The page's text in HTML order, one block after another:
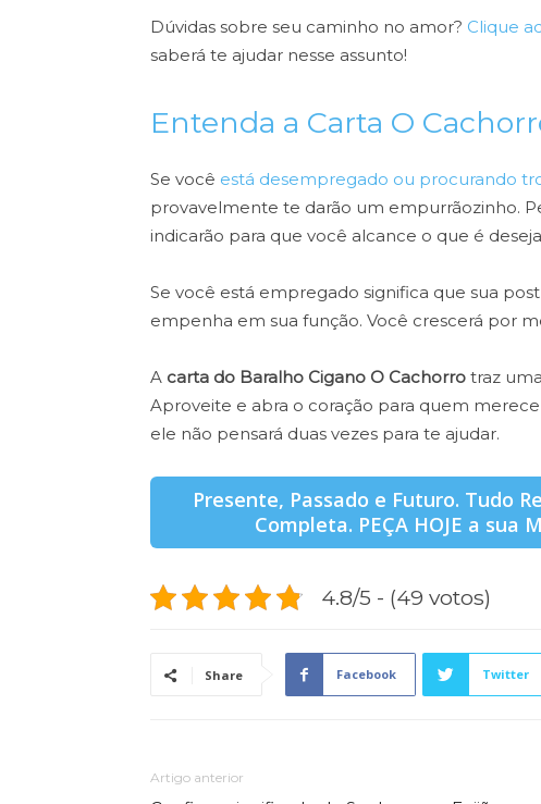
Dúvidas sobre seu caminho no amor? Clique
saberá te ajudar nesse assunto!
Entenda a Carta O
Se você está desempregado ou procurando
provavelmente te darão um empurrãozinho.
indicarão para que você alcance o que é
Se você está empregado significa que sua
empenha em sua função. Você crescerá por
A carta do Baralho Cigano O Cachorro traz
Aproveite e abra o coração para quem
ele não pensará duas vezes para te ajudar.
Presente, Passado e Futuro. Tudo
Completa. PEÇA HOJE a sua
4.8/5 - (49 votos)
Share Facebook Twitter
Artigo anterior